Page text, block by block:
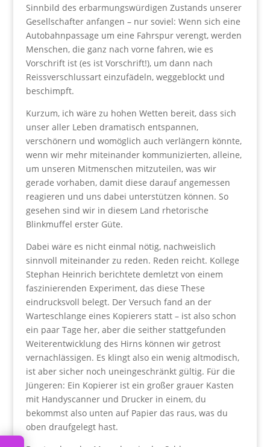
Sinnbild des erbarmungswürdigen Zustands unserer
Gesellschafter anfangen – nur soviel: Wenn sich eine
Autobahnpassage um eine Fahrspur verengt, werden
Menschen, die ganz nach vorne fahren, wie es
Vorschrift ist (es ist Vorschrift!), um dann nach
Reissverschlussart einzufädeln, weggeblockt und
beschimpft.
Kurzum, ich wäre zu hohen Wetten bereit, dass sich
unser aller Leben dramatisch entspannen,
verschönern und womöglich auch verlängern könnte,
wenn wir mehr miteinander kommunizierten, alleine,
um unseren Mitmenschen mitzuteilen, was wir
gerade vorhaben, damit diese darauf angemessen
reagieren und uns dabei unterstützen können. So
gesehen sind wir in diesem Land rhetorische
Blinkmuffel erster Güte.
Dabei wäre es nicht einmal nötig, nachweislich
sinnvoll miteinander zu reden. Reden reicht. Kollege
Stephan Heinrich berichtete demletzt von einem
faszinierenden Experiment, das diese These
eindrucksvoll belegt. Der Versuch fand an der
Warteschlange eines Kopierers statt – ist also schon
ein paar Tage her, aber die seither stattgefunden
Weiterentwicklung des Hirns können wir getrost
vernachlässigen. Es klingt also ein wenig altmodisch,
ist aber sicher noch uneingeschränkt gültig. Für die
Jüngeren: Ein Kopierer ist ein großer grauer Kasten
mit Handyscanner und Drucker in einem, du
bekommst also unten auf Papier das raus, was du
oben draufgelegt hast.